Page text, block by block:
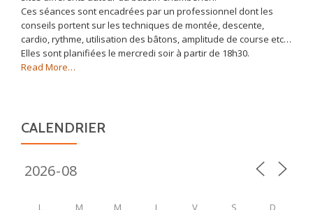
Ces séances sont encadrées par un professionnel dont les
conseils portent sur les techniques de montée, descente,
cardio, rythme, utilisation des bâtons, amplitude de course etc…
Elles sont planifiées le mercredi soir à partir de 18h30.
Read Moreabout
…
CALENDRIER